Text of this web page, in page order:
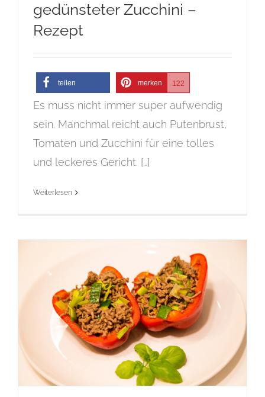
gedünsteter Zucchini –
Rezept
teilen merken 122
Es muss nicht immer super aufwendig
sein. Manchmal reicht auch Putenbrust,
Tomaten und Zucchini für eine tolles
und leckeres Gericht. […]
Weiterlesen